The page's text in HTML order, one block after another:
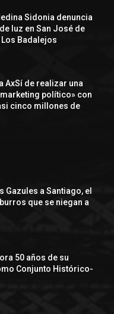
Sidonia denuncia
luz en San José de
Badalejos
AxSí de realizar una
político» con
cinco millones de
Gazules a Santiago, el
que se niegan a
50 años de su
Conjunto Histórico-